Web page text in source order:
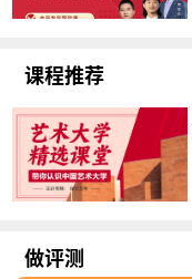
课程推荐
做评测